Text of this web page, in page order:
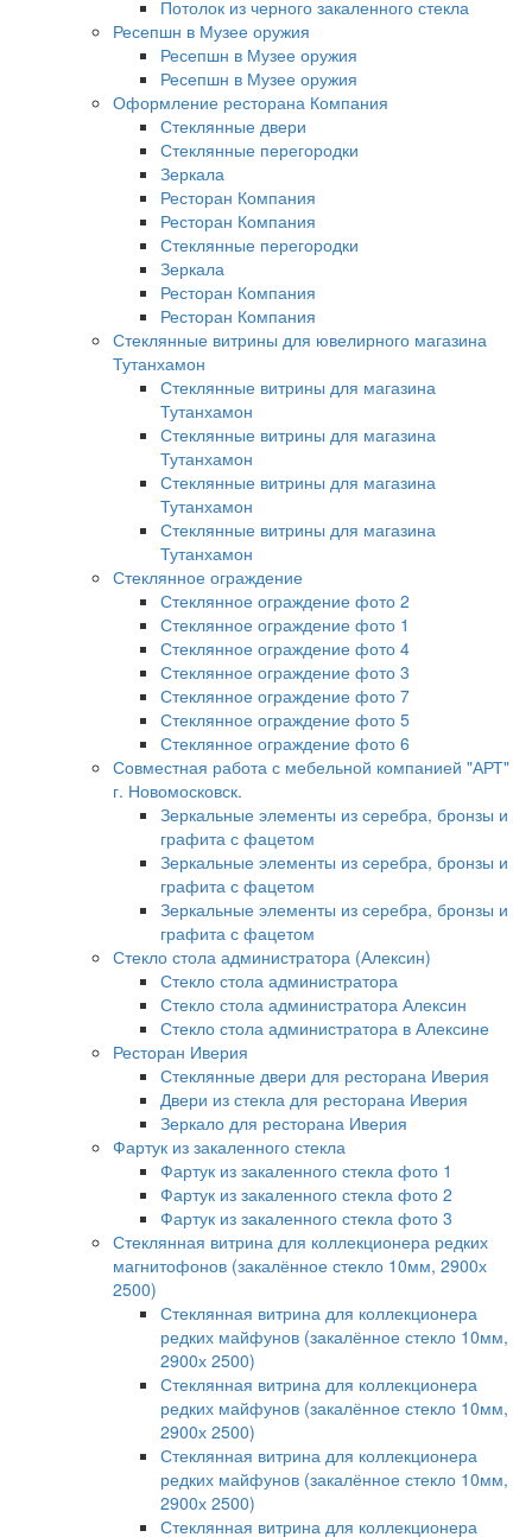
Потолок из черного закаленного стекла
Ресепшн в Музее оружия
Ресепшн в Музее оружия
Ресепшн в Музее оружия
Оформление ресторана Компания
Стеклянные двери
Стеклянные перегородки
Зеркала
Ресторан Компания
Ресторан Компания
Стеклянные перегородки
Зеркала
Ресторан Компания
Ресторан Компания
Стеклянные витрины для ювелирного магазина
Тутанхамон
Стеклянные витрины для магазина
Тутанхамон
Стеклянные витрины для магазина
Тутанхамон
Стеклянные витрины для магазина
Тутанхамон
Стеклянные витрины для магазина
Тутанхамон
Стеклянное ограждение
Стеклянное ограждение фото 2
Стеклянное ограждение фото 1
Стеклянное ограждение фото 4
Стеклянное ограждение фото 3
Стеклянное ограждение фото 7
Стеклянное ограждение фото 5
Стеклянное ограждение фото 6
Совместная работа с мебельной компанией "АРТ"
г. Новомосковск.
Зеркальные элементы из серебра, бронзы и
графита с фацетом
Зеркальные элементы из серебра, бронзы и
графита с фацетом
Зеркальные элементы из серебра, бронзы и
графита с фацетом
Стекло стола администратора (Алексин)
Стекло стола администратора
Стекло стола администратора Алексин
Стекло стола администратора в Алексине
Ресторан Иверия
Стеклянные двери для ресторана Иверия
Двери из стекла для ресторана Иверия
Зеркало для ресторана Иверия
Фартук из закаленного стекла
Фартук из закаленного стекла фото 1
Фартук из закаленного стекла фото 2
Фартук из закаленного стекла фото 3
Стеклянная витрина для коллекционера редких
магнитофонов (закалённое стекло 10мм, 2900х
2500)
Стеклянная витрина для коллекционера
редких майфунов (закалённое стекло 10мм,
2900х 2500)
Стеклянная витрина для коллекционера
редких майфунов (закалённое стекло 10мм,
2900х 2500)
Стеклянная витрина для коллекционера
редких майфунов (закалённое стекло 10мм,
2900х 2500)
Стеклянная витрина для коллекционера